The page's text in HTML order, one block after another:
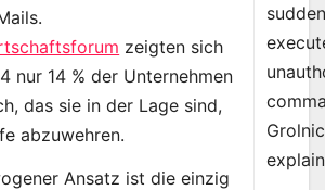
zeigten sich
nur 14 % der Unternehmen
das sie in der Lage sind,
abzuwehren.
Ansatz ist die einzig